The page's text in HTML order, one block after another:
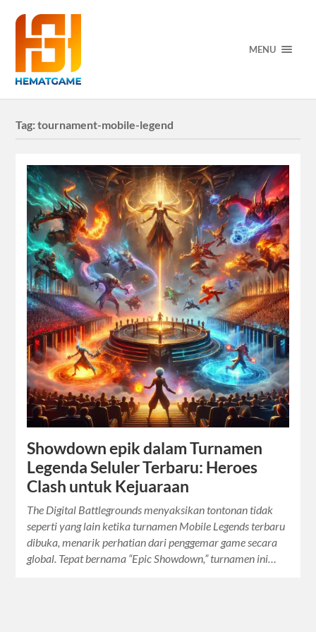
MENU
Tag:tournament-mobile-legend
Showdown epik dalam Turnamen
Legenda Seluler Terbaru: Heroes
Clash untuk Kejuaraan
The Digital Battlegrounds menyaksikan tontonan tidak
seperti yang lain ketika turnamen Mobile Legends terbaru
dibuka, menarik perhatian dari penggemar game secara
global. Tepat bernama “Epic Showdown,” turnamen ini…